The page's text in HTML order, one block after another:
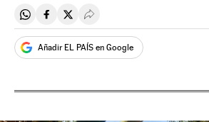
Compartir en Whatsapp
Compartir en Facebook
Compartir en Twitter
Desplegar Redes Sociales
Añadir EL PAÍS en Google